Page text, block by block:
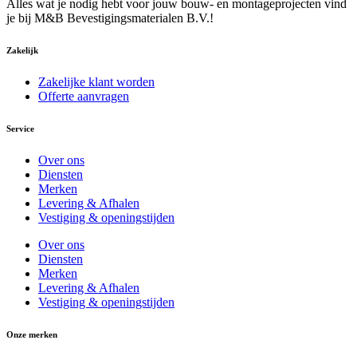
Alles wat je nodig hebt voor jouw bouw- en montageprojecten vind
je bij M&B Bevestigingsmaterialen B.V.!
Zakelijk
Zakelijke klant worden
Offerte aanvragen
Service
Over ons
Diensten
Merken
Levering & Afhalen
Vestiging & openingstijden
Over ons
Diensten
Merken
Levering & Afhalen
Vestiging & openingstijden
Onze merken